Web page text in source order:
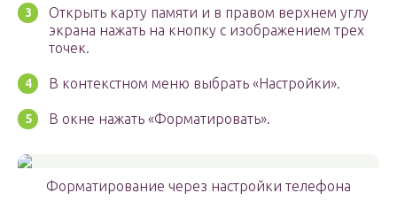
Открыть карту памяти и в правом верхнем углу
экрана нажать на кнопку с изображением трех
точек.
В контекстном меню выбрать «Настройки».
В окне нажать «Форматировать».
Форматирование через настройки телефона